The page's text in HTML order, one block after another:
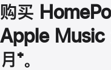
购买
Apple Music
月 脚
⁺。